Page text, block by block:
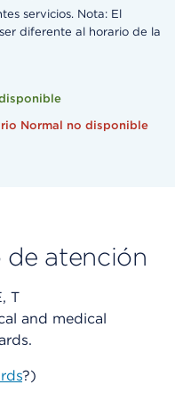
servicios. Nota: El
diferente al horario de la
Normal no disponible
de atención
T
and medical
?)